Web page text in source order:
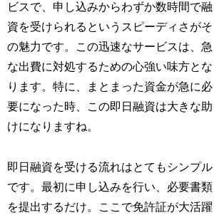
ビスで、申し込みからわずか数時間で融
資を受けられるというスピーディさがそ
の魅力です。この迅速なサービスは、急
な出費に対処するための心強い味方とな
ります。特に、まとまった資金が急に必
要になった時、この即日融資は大きな助
けになりますね。
即日融資を受ける流れはとてもシンプル
です。最初に申し込みを行い、必要書類
を提出するだけ。ここで免許証が大活躍